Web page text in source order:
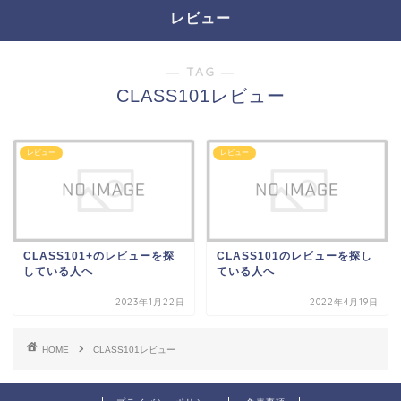
レビュー
― TAG ―
CLASS101レビュー
レビュー
CLASS101+のレビューを探
している人へ
2023年1月22日
レビュー
CLASS101のレビューを探し
ている人へ
2022年4月19日
HOME CLASS101レビュー